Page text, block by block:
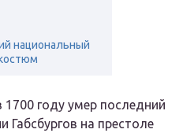
национальный
1700 году умер последний
Габсбургов на престоле